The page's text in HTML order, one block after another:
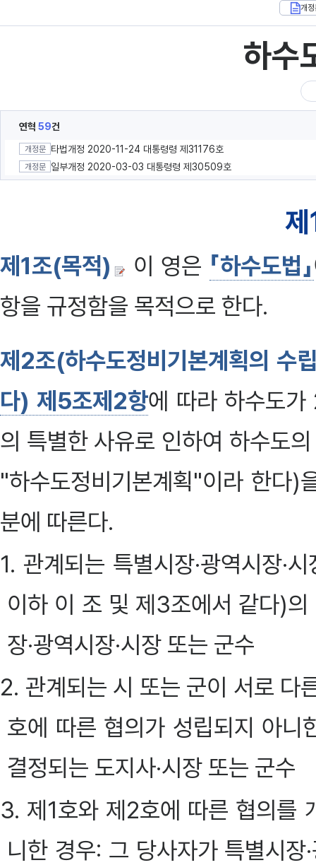
개정
하수
연혁 59건
개정문 타법개정 2020-11-24 대통령령 제31176호
개정문 일부개정 2020-03-03 대통령령 제30509호
제1조(목적) 이 영은 「하수도법」
항을 규정함을 목적으로 한다.
제2조(하수도정비기본계획의 수
다) 제5조제2항에 따라 하수도
의 특별한 사유로 인하여 하수도
"하수도정비기본계획"이라 한다
분에 따른다.
1. 관계되는 특별시장·광역시장·
이하 이 조 및 제3조에서 같다)
장·광역시장·시장 또는 군수
2. 관계되는 시 또는 군이 서로 다
호에 따른 협의가 성립되지 아
결정되는 도지사·시장 또는 군수
3. 제1호와 제2호에 따른 협의를
니한 경우: 그 당사자가 특별시